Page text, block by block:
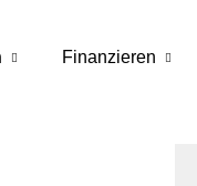
Finanzieren